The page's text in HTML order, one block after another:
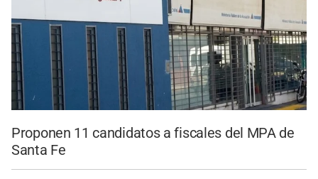
Proponen 11 candidatos a fiscales del MPA de
Santa Fe